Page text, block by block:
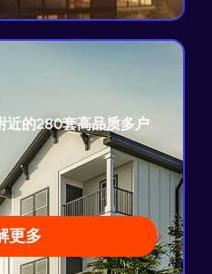
近的280套高品质多户
更多
请已获批
宅开发模式
项目